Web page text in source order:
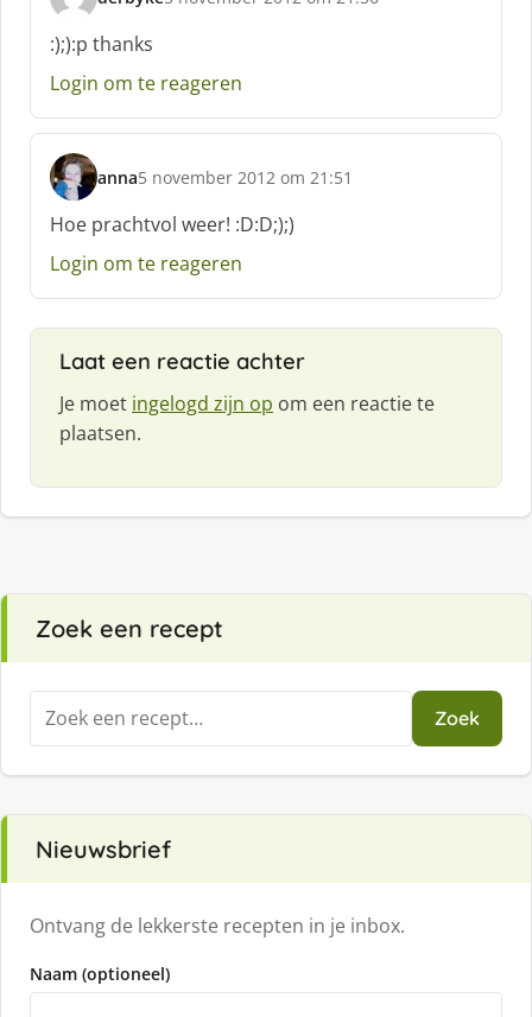
s
c
h
r
e
f
:
:);):p thanks
Login om te reageren
anna
s
c
h
r
5 november 2012 om 21:51
Hoe prachtvol weer! :D:D;);)
Login om te reageren
Laat een reactie achter
Je moet ingelogd zijn op om een reactie te
plaatsen.
Zoek een recept
Zoeken
naar:
Zoek
Nieuwsbrief
Ontvang de lekkerste recepten in je inbox.
Naam (optioneel)